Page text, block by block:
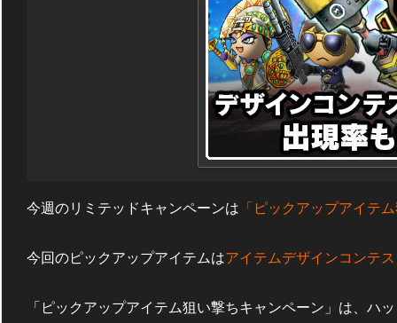
今週のリミテッドキャンペーンは 「ピックアップアイテ
今回のピックアップアイテムはアイテムデザインコンテ
「ピックアップアイテム狙い撃ちキャンペーン」は、ハ